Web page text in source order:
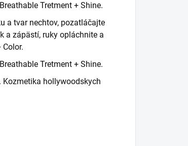
Tretment + Shine.
a tvar nechtov, pozatláčajte
a zápästí, ruky opláchnite a
Tretment + Shine.
Kozmetika hollywoodskych